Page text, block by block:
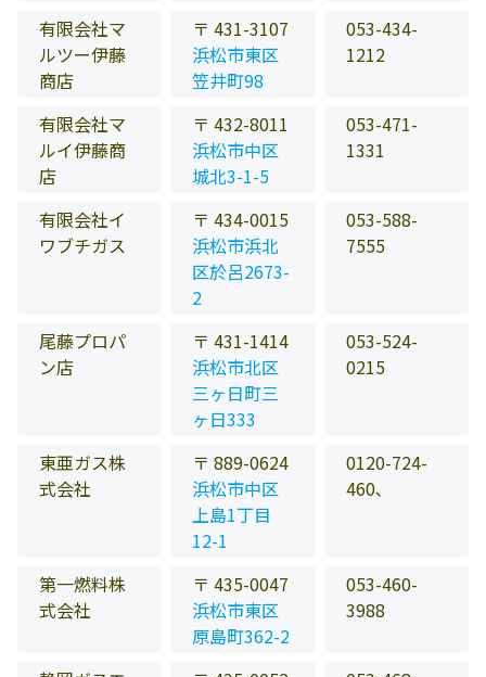
有限会社マ
ルツー伊藤
商店
〒 431-3107
浜松市東区
笠井町98
053-434-
1212
有限会社マ
ルイ伊藤商
店
〒 432-8011
浜松市中区
城北3-1-5
053-471-
1331
有限会社イ
ワブチガス
〒 434-0015
浜松市浜北
区於呂2673-
2
053-588-
7555
尾藤プロパ
ン店
〒 431-1414
浜松市北区
三ヶ日町三
ヶ日333
053-524-
0215
東亜ガス株
式会社
〒 889-0624
浜松市中区
上島1丁目
12-1
0120-724-
460､
第一燃料株
式会社
〒 435-0047
浜松市東区
原島町362-2
053-460-
3988